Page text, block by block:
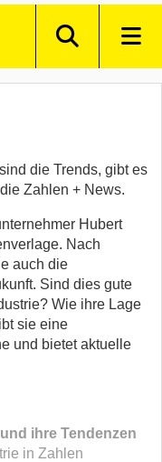
die Trends, gibt es
Zahlen + News.
Hubert
Nach
auch die
Sind dies gute
Wie ihre Lage
sie eine
und bietet aktuelle
ihre Tendenzen
in Zahlen